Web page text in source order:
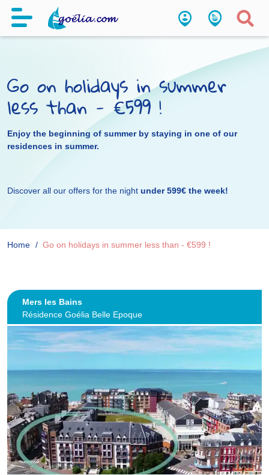
Go on holidays in summer
less than - €599 !
Enjoy the beginning of summer by staying in one of our
residences in summer.
Discover all our offers for the night under 599€ the week!
Home Go on holidays in summer less than - €599 !
Mers les Bains
Résidence Goélia Belle Epoque